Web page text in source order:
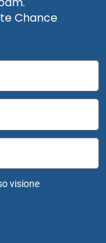
o
d
a
Chance
visione